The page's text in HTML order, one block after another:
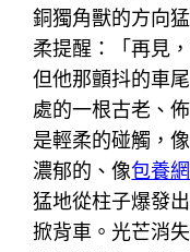
銅獨角獸的方向
柔提醒：「再見
但他那顫抖的車
處的一根古老、
是輕柔的碰觸，
濃郁的、像包養網
猛地從柱子爆發
掀背車。光芒消